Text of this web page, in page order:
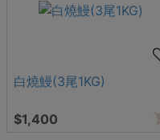
白燒鰻(3尾1KG)
$1,400